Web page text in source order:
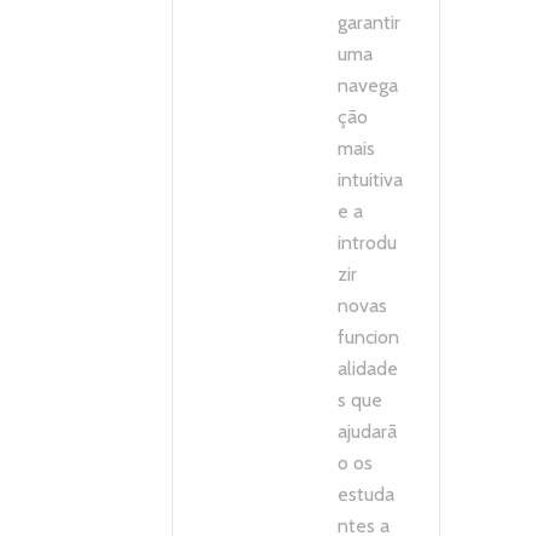
garantir
uma
navega
ção
mais
intuitiva
e a
introdu
zir
novas
funcion
alidade
s que
ajudarã
o os
estuda
ntes a